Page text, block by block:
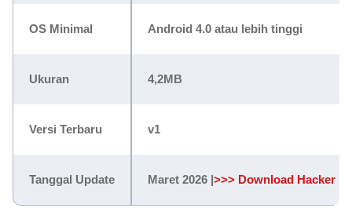
OS Minimal Android 4.0 atau lebih tinggi
Ukuran 4,2MB
Versi Terbaru v1
Tanggal Update Maret 2026 |>>> Download Hacker